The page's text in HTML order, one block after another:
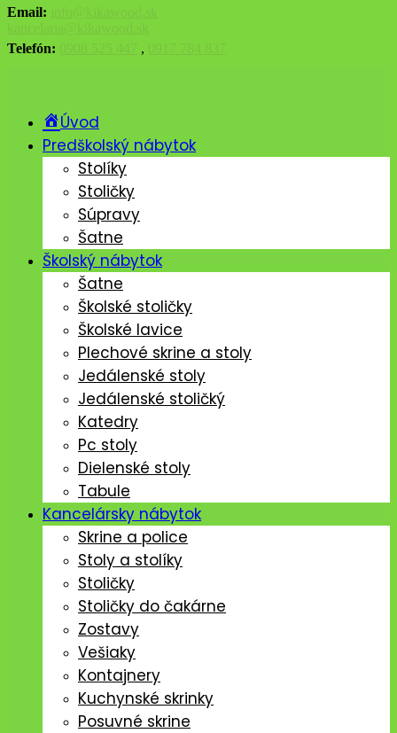
Email:
Telefón:
,
Úvod
Predškolský nábytok
Stolíky
Stoličky
Súpravy
Šatne
Školský nábytok
Šatne
Školské stoličky
Školské lavice
Plechové skrine a stoly
Jedálenské stoly
Jedálenské stoličký
Katedry
Pc stoly
Dielenské stoly
Tabule
Kancelársky nábytok
Skrine a police
Stoly a stolíky
Stoličky
Stoličky do čakárne
Zostavy
Vešiaky
Kontajnery
Kuchynské skrinky
Posuvné skrine